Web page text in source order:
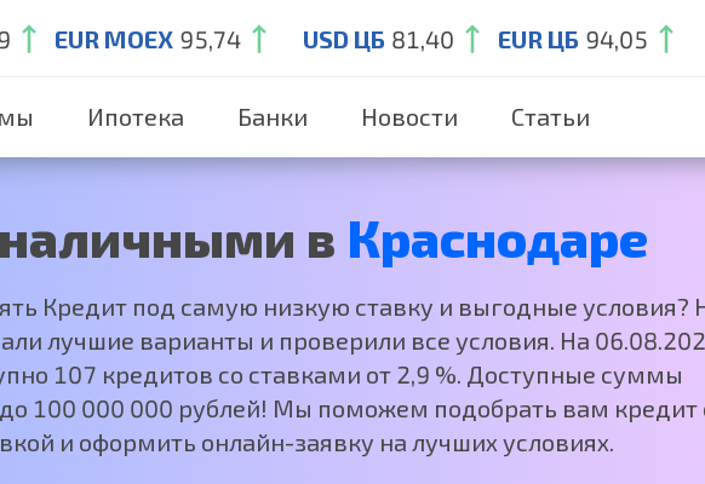
EUR MOEX 95,74 USD ЦБ 81,40 EUR ЦБ 94,05
Ипотека Банки Новости Статьи
в Краснодаре
Кредит под самую низкую ставку и выгодные условия?
лучшие варианты и проверили все условия. На
107 кредитов со ставками от 2,9 %. Доступные суммы
100 000 000 рублей! Мы поможем подобрать вам кредит
и оформить онлайн-заявку на лучших условиях.